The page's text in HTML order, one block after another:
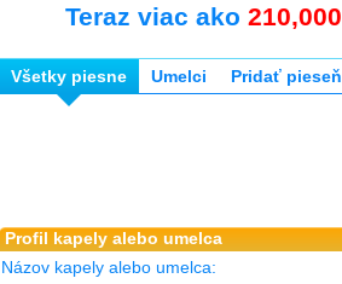
Teraz viac ako 210,000
Všetky piesne Umelci Pridať pieseň
Profil kapely alebo umelca
Názov kapely alebo umelca: